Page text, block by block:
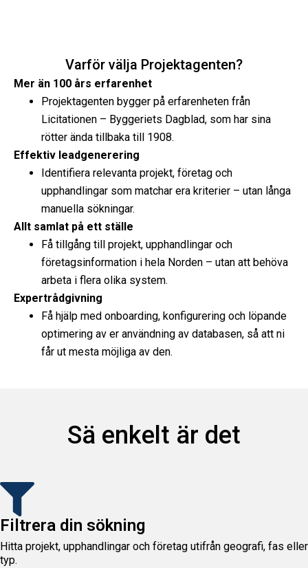
Varför välja Projektagenten?
Mer än 100 års erfarenhet
Projektagenten bygger på erfarenheten från
Licitationen – Byggeriets Dagblad, som har sina
rötter ända tillbaka till 1908.
Effektiv leadgenerering
Identifiera relevanta projekt, företag och
upphandlingar som matchar era kriterier – utan långa
manuella sökningar.
Allt samlat på ett ställe
Få tillgång till projekt, upphandlingar och
företagsinformation i hela Norden – utan att behöva
arbeta i flera olika system.
Expertrådgivning
Få hjälp med onboarding, konfigurering och löpande
optimering av er användning av databasen, så att ni
får ut mesta möjliga av den.
Sä enkelt är det
Filtrera din sökning
Hitta projekt, upphandlingar och företag utifrån geografi, fas eller
typ.